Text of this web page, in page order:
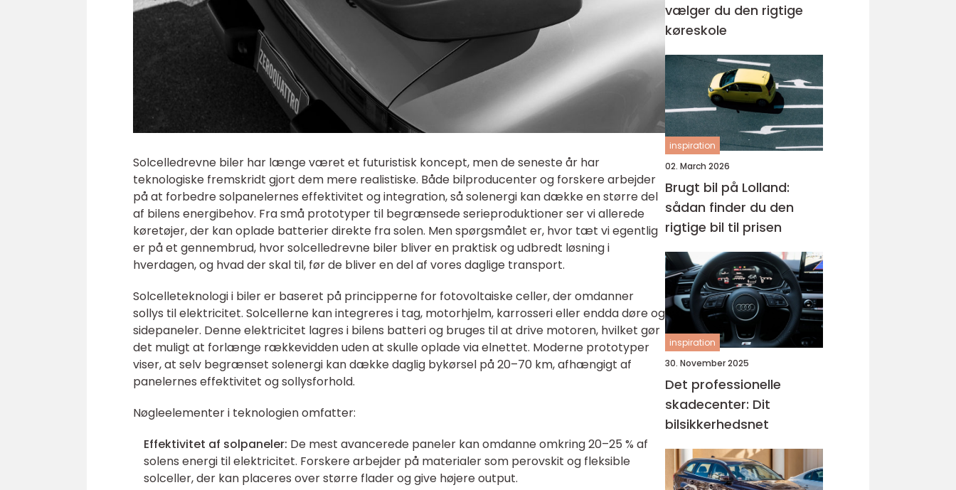
Solcelledrevne biler har længe været et futuristisk koncept, men de seneste år har
teknologiske fremskridt gjort dem mere realistiske. Både bilproducenter og forskere arbejder
på at forbedre solpanelernes effektivitet og integration, så solenergi kan dække en større del
af bilens energibehov. Fra små prototyper til begrænsede serieproduktioner ser vi allerede
køretøjer, der kan oplade batterier direkte fra solen. Men spørgsmålet er, hvor tæt vi egentlig
er på et gennembrud, hvor solcelledrevne biler bliver en praktisk og udbredt løsning i
hverdagen, og hvad der skal til, før de bliver en del af vores daglige transport.
Solcelleteknologi i biler er baseret på principperne for fotovoltaiske celler, der omdanner
sollys til elektricitet. Solcellerne kan integreres i tag, motorhjelm, karrosseri eller endda døre og
sidepaneler. Denne elektricitet lagres i bilens batteri og bruges til at drive motoren, hvilket gør
det muligt at forlænge rækkevidden uden at skulle oplade via elnettet. Moderne prototyper
viser, at selv begrænset solenergi kan dække daglig bykørsel på 20–70 km, afhængigt af
panelernes effektivitet og sollysforhold.
Nøgleelementer i teknologien omfatter:
Effektivitet af solpaneler: De mest avancerede paneler kan omdanne omkring 20–25 % af
solens energi til elektricitet. Forskere arbejder på materialer som perovskit og fleksible
solceller, der kan placeres over større flader og give højere output.
vælger du den rigtige
køreskole
inspiration
02. March 2026
Brugt bil på Lolland:
sådan finder du den
rigtige bil til prisen
inspiration
30. November 2025
Det professionelle
skadecenter: Dit
bilsikkerhedsnet